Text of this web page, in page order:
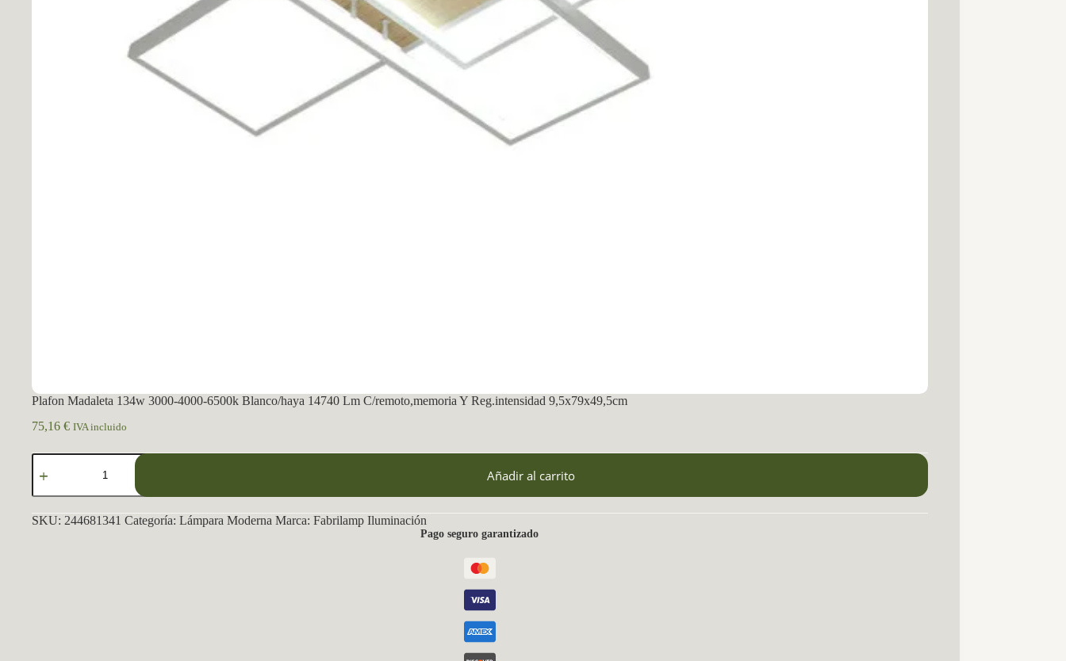
Plafon Madaleta 134w 3000-4000-6500k Blanco/haya 14740 Lm C/remoto,memoria Y Reg.intensidad 9,5x79x49,5cm
75,16 € IVA incluido
Plafon
Madaleta
3000-
4000-
6500k
Añadir al carrito
SKU: 244681341 Categoría: Lámpara Moderna Marca: Fabrilamp Iluminación
Pago seguro garantizado